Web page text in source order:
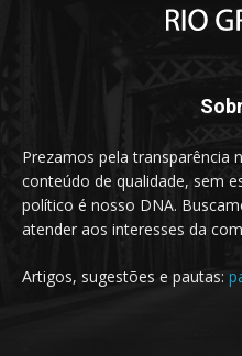
Prezamos pela transparência
conteúdo de qualidade, sem
político é nosso DNA.
atender aos interesses da
Artigos, sugestões e pautas: